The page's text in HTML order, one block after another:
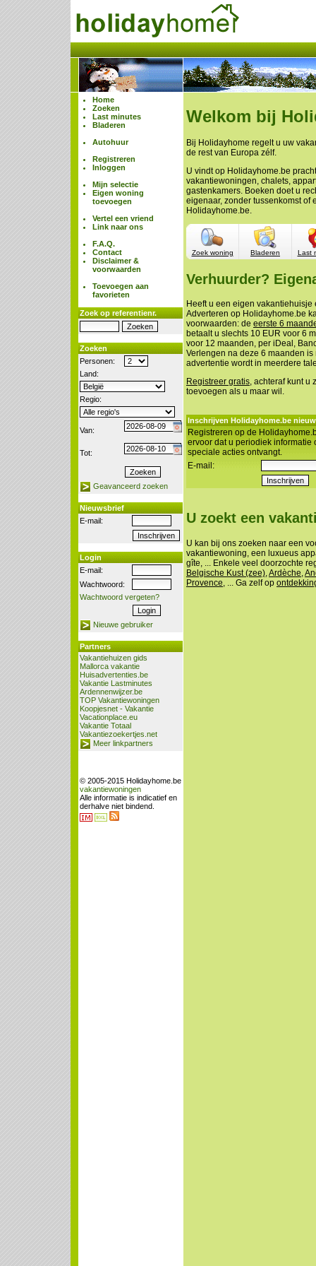
Home
Zoeken
Last minutes
Bladeren
Autohuur
Registreren
Inloggen
Mijn selectie
Eigen woning
toevoegen
Vertel een vriend
Link naar ons
F.A.Q.
Contact
Disclaimer &
voorwaarden
Toevoegen aan
favorieten
Zoek op referentienr.
Zoeken
Personen:
Land:
Regio:
Van:
Tot:
Geavanceerd zoeken
Nieuwsbrief
E-mail:
Login
E-mail:
Wachtwoord:
Wachtwoord vergeten?
Nieuwe gebruiker
Partners
Vakantiehuizen gids
Mallorca vakantie
Huisadvertenties.be
Vakantie Lastminutes
Ardennenwijzer.be
TOP Vakantiewoningen
Koopjesnet - Vakantie
Vacationplace.eu
Vakantie Totaal
Vakantiezoekertjes.net
Meer linkpartners
© 2005-2015 Holidayhome.be
vakantiewoningen
Alle informatie is indicatief en
derhalve niet bindend.
Welkom bij
Bij Holidayhome regelt u uw
de rest van Europa zélf.
U vindt op Holidayhome.be
vakantiewoningen, chalets,
gastenkamers. Boeken doet u
eigenaar, zonder tussenkomst of
Holidayhome.be.
Zoek woning Bladeren Last
Verhuurder?
Heeft u een eigen
Adverteren op Holidayhome.be
voorwaarden: de eerste 6
betaalt u slechts 10 EUR voor 6
voor 12 maanden, per iDeal,
Verlengen na deze 6 maanden is
advertentie wordt in meerdere
Registreer gratis, achteraf kunt u
toevoegen als u maar wil.
Inschrijven Holidayhome.be
Registreren op de
ervoor dat u periodiek informatie
speciale acties ontvangt.
E-mail:
U zoekt een
U kan bij ons zoeken naar een
vakantiewoning, een luxueus
gîte, ... Enkele veel doorzochte
Belgische Kust (zee) Ardèche
Provence , ... Ga zelf op